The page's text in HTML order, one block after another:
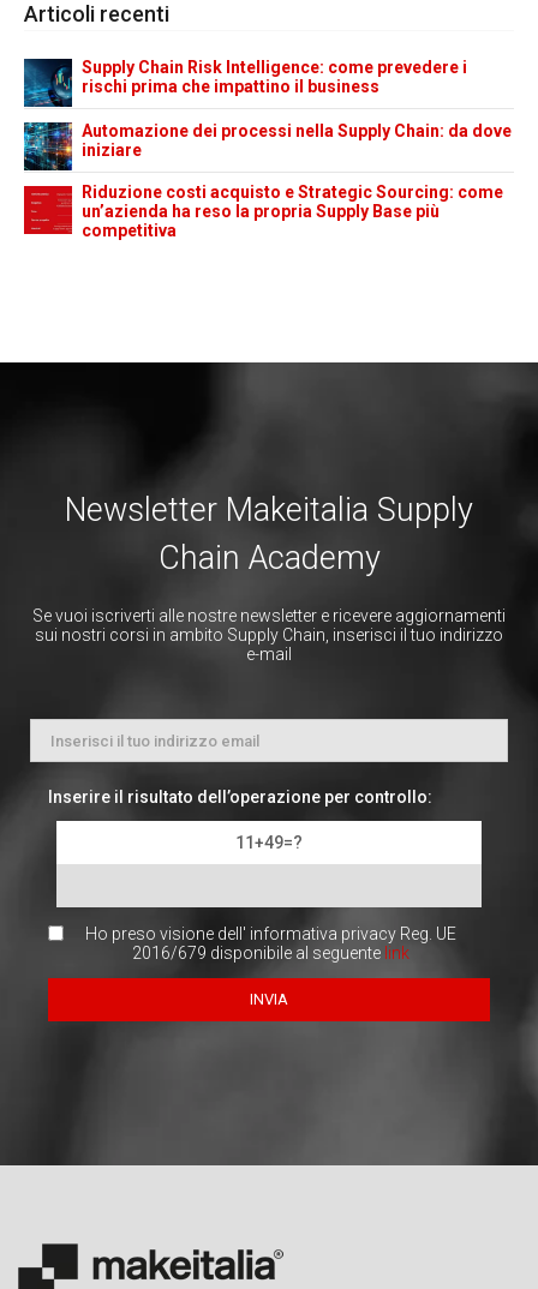
Articoli recenti
Supply Chain Risk Intelligence: come prevedere i
rischi prima che impattino il business
Automazione dei processi nella Supply Chain: da dove
iniziare
Riduzione costi acquisto e Strategic Sourcing: come
un’azienda ha reso la propria Supply Base più
competitiva
Newsletter Makeitalia Supply
Chain Academy
Se vuoi iscriverti alle nostre newsletter e ricevere aggiornamenti
sui nostri corsi in ambito Supply Chain, inserisci il tuo indirizzo
e-mail
Inserire il risultato dell’operazione per controllo:
11+49=?
Ho preso visione dell' informativa privacy Reg. UE
2016/679 disponibile al seguente link